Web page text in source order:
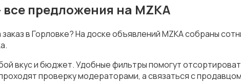
все предложения на MZKA
в Горловке? На доске объявлений MZKA собраны
вкус и бюджет. Удобные фильтры помогут
проверку модераторами, а связаться с